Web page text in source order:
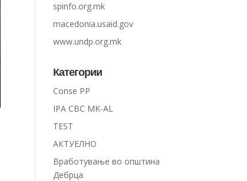
spinfo.org.mk
macedonia.usaid.gov
www.undp.org.mk
Категории
Conse PP
IPA CBC MK-AL
TEST
АКТУЕЛНО
Вработување во општина
Дебрца